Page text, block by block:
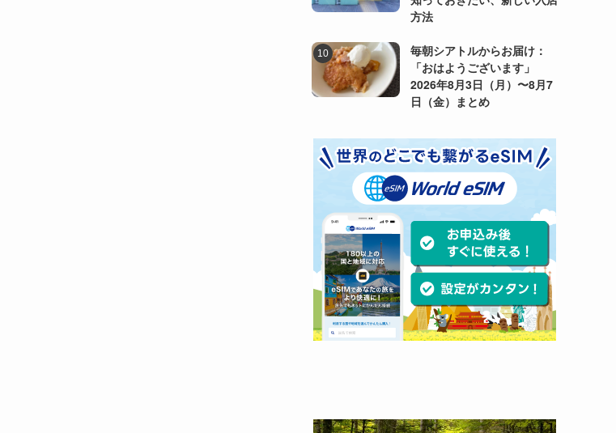
方法
毎朝シアトルからお届け：
「おはようございます」
2026年8月3日（月）〜8月7
日（金）まとめ